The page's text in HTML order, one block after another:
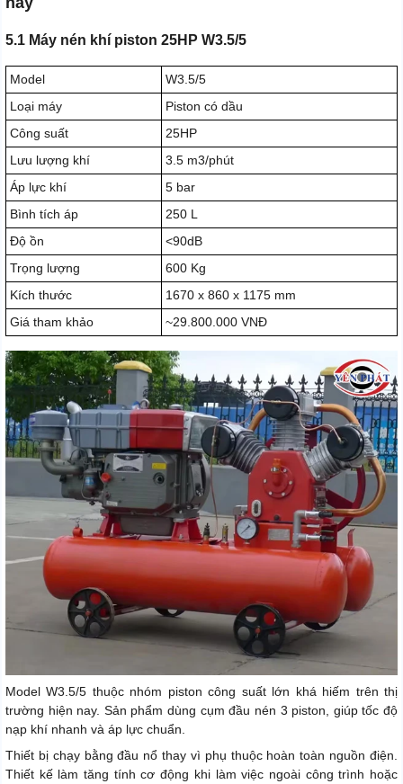
5.1 Máy nén khí piston 25HP W3.5/5
Model
W3.5/5
Loại máy
Piston có dầu
Công suất
25HP
Lưu lượng khí
3.5 m3/phút
Áp lực khí
5 bar
Bình tích áp
250 L
Độ ồn
<90dB
Trọng lượng
600 Kg
Kích thước
1670 x 860 x 1175 mm
Giá tham khảo
~29.800.000 VNĐ
Model W3.5/5 thuộc nhóm piston công suất lớn khá hiếm trên thị
trường hiện nay. Sản phẩm dùng cụm đầu nén 3 piston, giúp tốc độ
nạp khí nhanh và áp lực chuẩn.
Thiết bị chạy bằng đầu nổ thay vì phụ thuộc hoàn toàn nguồn điện.
Thiết kế làm tăng tính cơ động khi làm việc ngoài công trình hoặc